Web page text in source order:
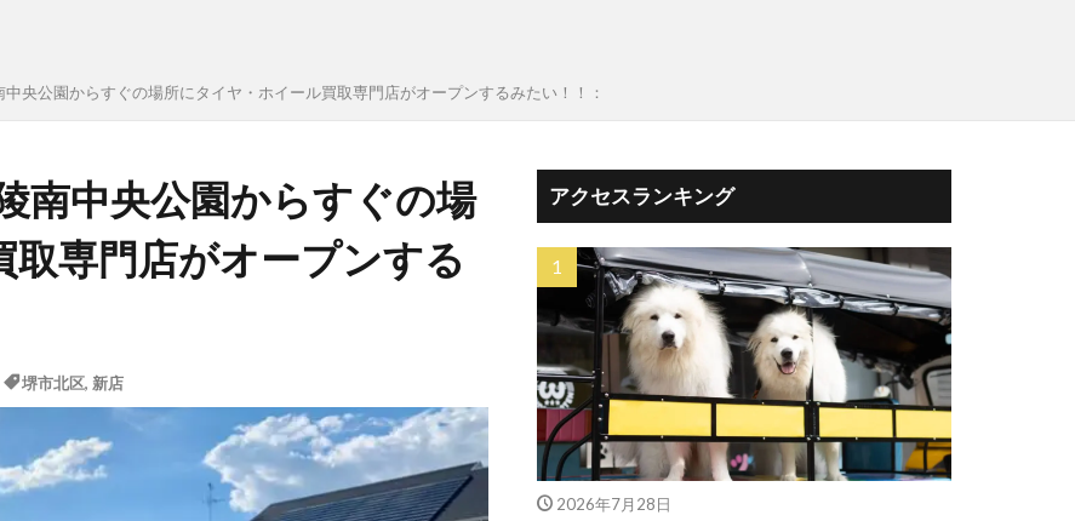
中央公園からすぐの場所にタイヤ・ホイール買取専門店がオープンするみたい！！：
南中央公園からすぐの場
専門店がオープンする
堺市北区, 新店
アクセスランキング
2026年7月28日